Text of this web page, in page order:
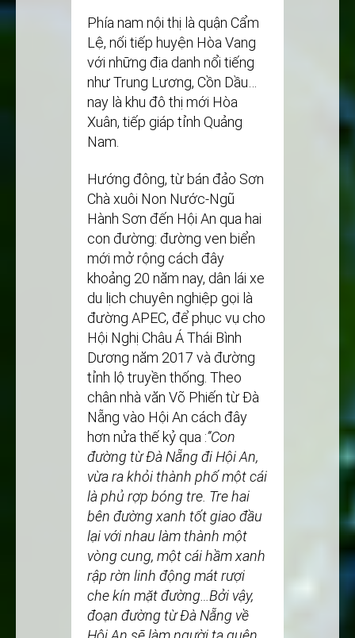
Phía nam nội thị là quận Cẩm
Lệ, nối tiếp huyện Hòa Vang
với những địa danh nổi tiếng
như Trung Lương, Cồn Dầu…
nay là khu đô thị mới Hòa
Xuân, tiếp giáp tỉnh Quảng
Nam.
Hướng đông, từ bán đảo Sơn
Chà xuôi Non Nước-Ngũ
Hành Sơn đến Hội An qua hai
con đường: đường ven biển
mới mở rộng cách đây
khoảng 20 năm nay, dân lái xe
du lịch chuyên nghiệp gọi là
đường APEC, để phục vụ cho
Hội Nghị Châu Á Thái Bình
Dương năm 2017 và đường
tỉnh lộ truyền thống. Theo
chân nhà văn Võ Phiến từ Đà
Nẵng vào Hội An cách đây
hơn nửa thế kỷ qua :’’Con
đường từ Đà Nẵng đi Hội An,
vừa ra khỏi thành phố một cái
là phủ rợp bóng tre. Tre hai
bên đường xanh tốt giao đầu
lại với nhau làm thành một
vòng cung, một cái hầm xanh
rập rờn linh động mát rượi
che kín mặt đường…Bởi vậy,
đoạn đường từ Đà Nẵng về